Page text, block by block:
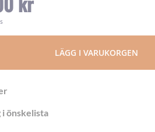
LÄGG I VARUKORGEN
i önskelista